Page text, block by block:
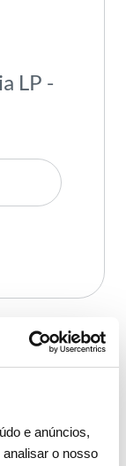
e anúncios,
o nosso
LP -